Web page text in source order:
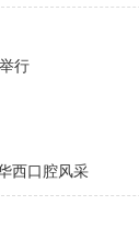
行
西口腔风采